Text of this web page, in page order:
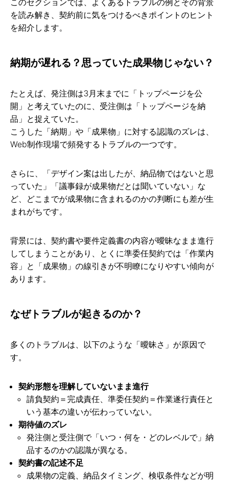
を読み解き、契約前に気をつけるべきポイントのヒント
を紹介します。
納期が遅れる？思っていた成果物じゃない？
たとえば、発注側は3月末までに「トップページを公
開」と考えていたのに、受注側は「トップページを納
品」と捉えていた。
こうした「納期」や「成果物」に対する認識のズレは、
Web制作現場で頻発するトラブルの一つです。
さらに、「デザイン案は出したが、納品物ではないと思
っていた」「議事録が成果物だとは聞いていない」な
ど、どこまでが成果物に含まれるのかの判断にも差が生
まれがちです。
背景には、契約書や要件定義書の内容が曖昧なまま進行
してしまうことがあり、とくに準委任契約では「作業内
容」と「成果物」の線引きが不明瞭になりやすい傾向が
あります。
なぜトラブルが起きるのか？
多くのトラブルは、以下のような「曖昧さ」が原因で
す。
契約形態を理解していないまま進行
請負契約＝完成責任、準委任契約＝作業遂行責任と
いう基本の違いが伝わっていない。
期待値のズレ
発注側と受注側で「いつ・何を・どのレベルで」納
品するのかの認識が異なる。
契約書の記述不足
成果物の定義、納品タイミング、検収条件などが明